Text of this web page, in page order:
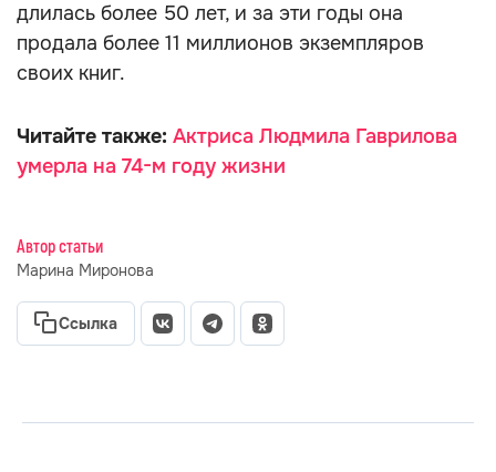
длилась более 50 лет, и за эти годы она
продала более 11 миллионов экземпляров
своих книг.
Читайте также: Актриса Людмила Гаврилова
умерла на 74-м году жизни
Автор статьи
Марина Миронова
Ссылка